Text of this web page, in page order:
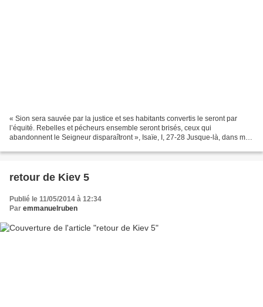
« Sion sera sauvée par la justice et ses habitants convertis le seront par
l’équité. Rebelles et pécheurs ensemble seront brisés, ceux qui
abandonnent le Seigneur disparaîtront », Isaïe, I, 27-28 Jusque-là, dans mes
retour de Kiev 5
Publié le 11/05/2014 à 12:34
Par emmanuelruben